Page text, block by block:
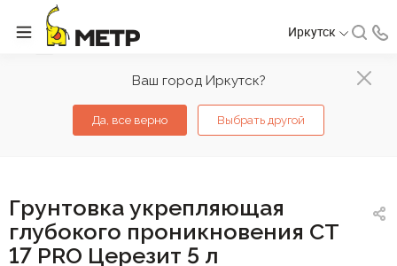
Ваш город Иркутск?
Да, все верно Выбрать другой
Иркутск
Грунтовка укрепляющая
глубокого проникновения СТ
17 PRO Церезит 5 л